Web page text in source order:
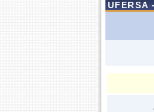
UFERSA